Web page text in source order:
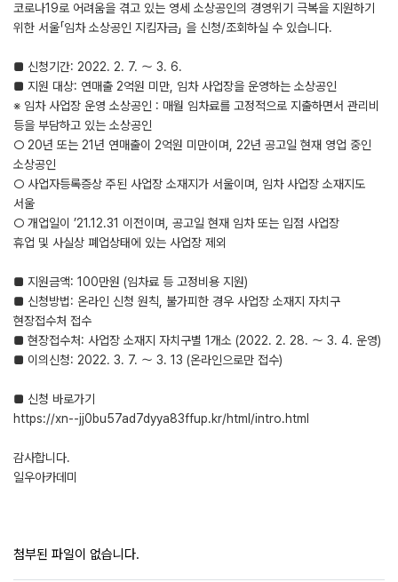
코로나19로 어려움을 겪고 있는 영세 소상공인의 경영위기 극복을 지원하기
위한 서울「임차 소상공인 지킴자금」 을 신청/조회하실 수 있습니다.
■ 신청기간: 2022. 2. 7. ～ 3. 6.
■ 지원 대상: 연매출 2억원 미만, 임차 사업장을 운영하는 소상공인
※ 임차 사업장 운영 소상공인 : 매월 임차료를 고정적으로 지출하면서 관리비
등을 부담하고 있는 소상공인
○ 20년 또는 21년 연매출이 2억원 미만이며, 22년 공고일 현재 영업 중인
소상공인
○ 사업자등록증상 주된 사업장 소재지가 서울이며, 임차 사업장 소재지도
서울
○ 개업일이 ’21.12.31 이전이며, 공고일 현재 임차 또는 입점 사업장
휴업 및 사실상 폐업상태에 있는 사업장 제외
■ 지원금액: 100만원 (임차료 등 고정비용 지원)
■ 신청방법: 온라인 신청 원칙, 불가피한 경우 사업장 소재지 자치구
현장접수처 접수
■ 현장접수처: 사업장 소재지 자치구별 1개소 (2022. 2. 28. ～ 3. 4. 운영)
■ 이의신청: 2022. 3. 7. ～ 3. 13 (온라인으로만 접수)
■ 신청 바로가기
https://xn--jj0bu57ad7dyya83ffup.kr/html/intro.html
감사합니다.
일우아카데미
첨부된 파일이 없습니다.